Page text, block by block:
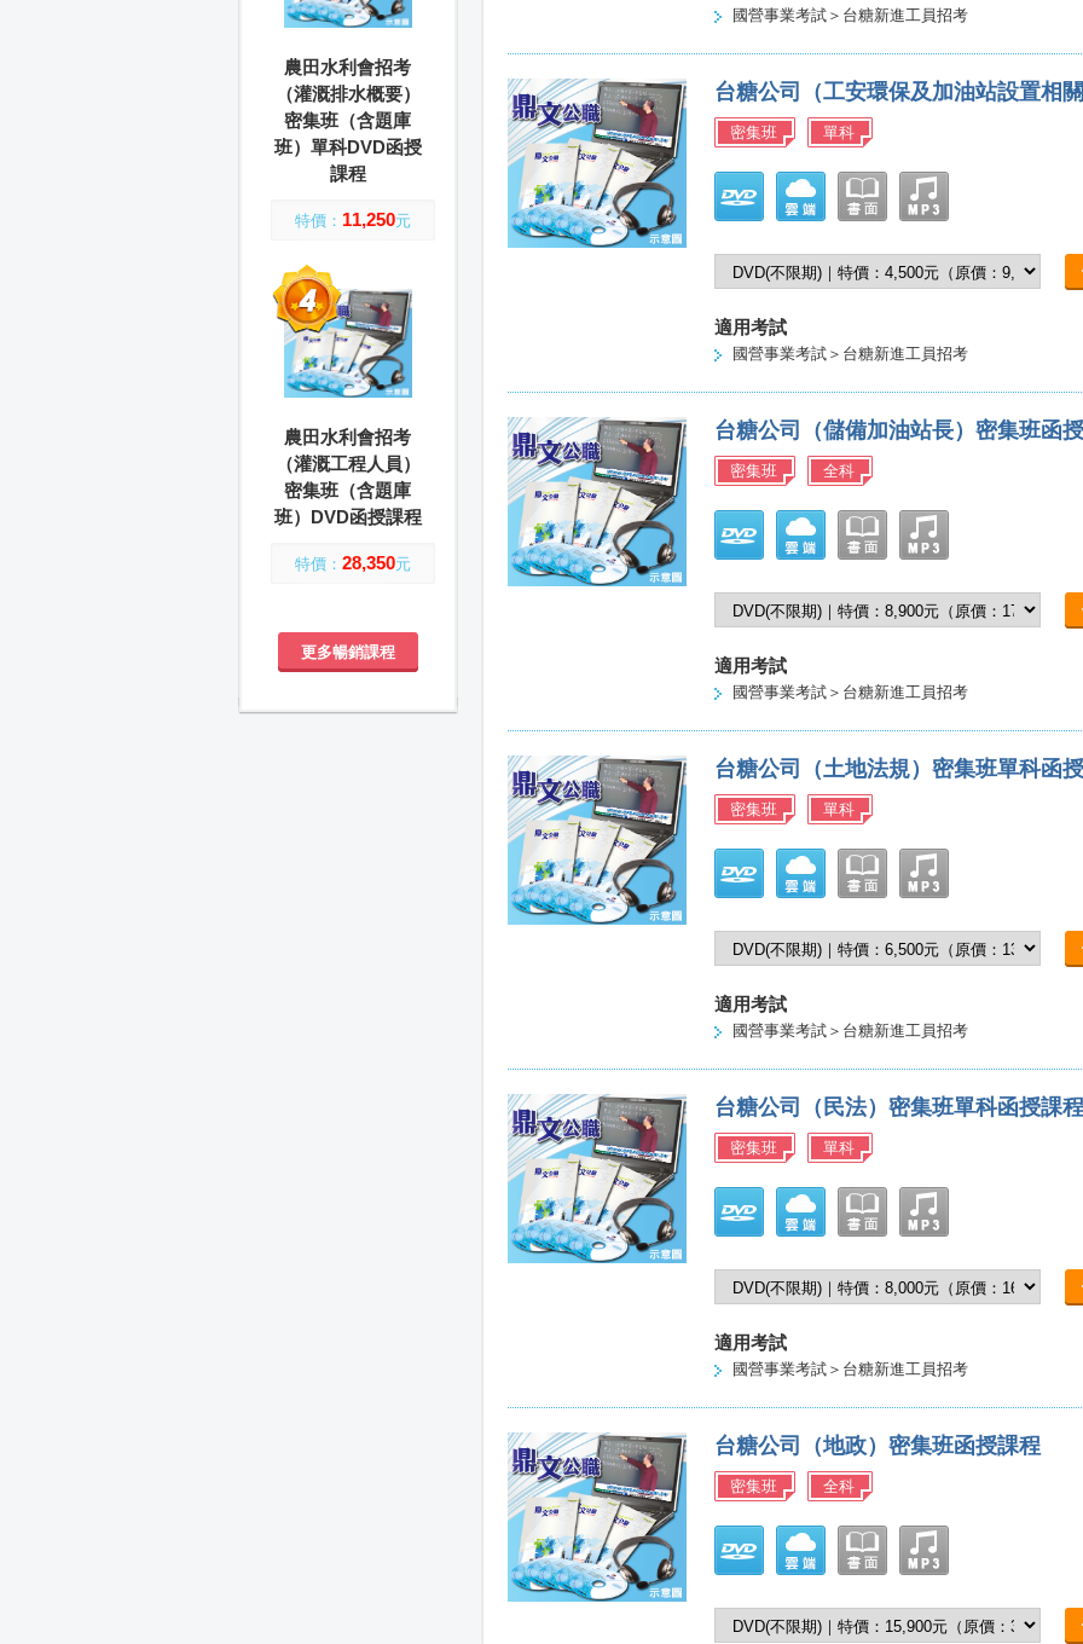
農田水利會招考
（灌溉排水概要）
密集班（含題庫
班）單科DVD函授
課程
特價： 11,250元
農田水利會招考
（灌溉工程人員）
密集班（含題庫
班）DVD函授課程
特價： 28,350元
更多暢銷課程
國營事業考試＞台糖新進工員招考
台糖公司（工安環保及加油站設置相
密集班 單科
適用考試
國營事業考試＞台糖新進工員招考
台糖公司（儲備加油站長）密集班函
密集班 全科
適用考試
國營事業考試＞台糖新進工員招考
台糖公司（土地法規）密集班單科函
密集班 單科
適用考試
國營事業考試＞台糖新進工員招考
台糖公司（民法）密集班單科函授課程
密集班 單科
適用考試
國營事業考試＞台糖新進工員招考
台糖公司（地政）密集班函授課程
密集班 全科